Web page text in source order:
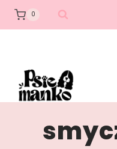
0